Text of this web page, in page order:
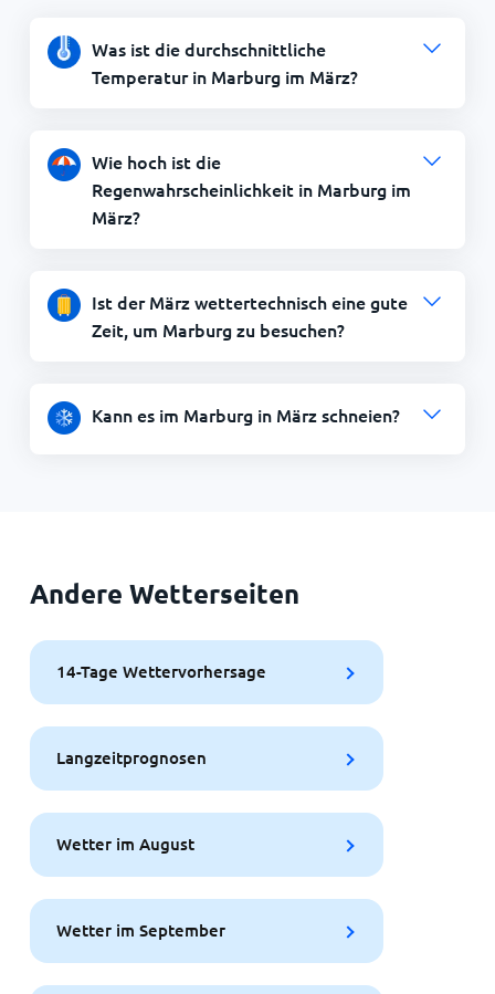
Was ist die durchschnittliche
Temperatur in Marburg im März?
Wie hoch ist die
Regenwahrscheinlichkeit in Marburg im
März?
Ist der März wettertechnisch eine gute
Zeit, um Marburg zu besuchen?
Kann es im Marburg in März schneien?
Andere Wetterseiten
14-Tage Wettervorhersage
Langzeitprognosen
Wetter im August
Wetter im September